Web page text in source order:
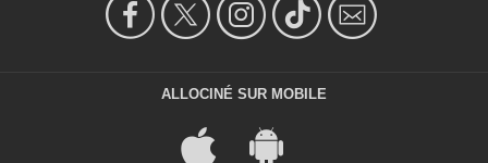
ALLOCINÉ SUR MOBILE